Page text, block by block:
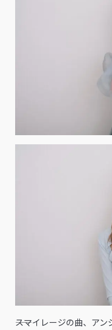
――スマイレージの曲、ア